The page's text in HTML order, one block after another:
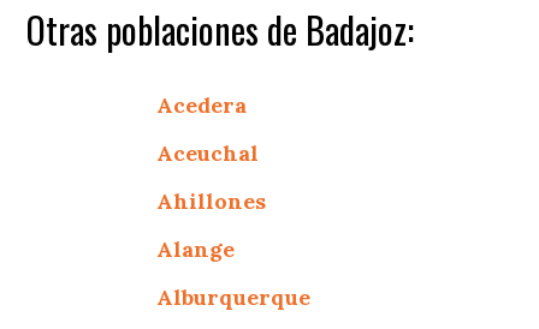
Otras poblaciones de Badajoz:
Acedera
Aceuchal
Ahillones
Alange
Alburquerque